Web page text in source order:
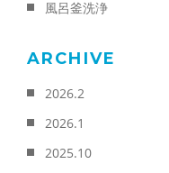
風呂釜洗浄
ARCHIVE
2026.2
2026.1
2025.10